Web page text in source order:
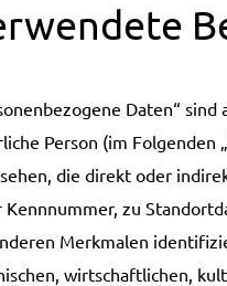
Daten“
Person (im
die direkt oder
Kennnummer, zu
Merkmalen
wirtschaftlichen,